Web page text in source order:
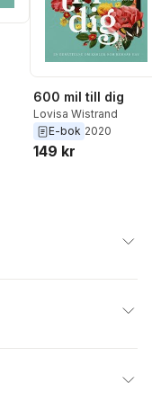
antal röster:
600 mil till dig
Lovisa Wistrand
E-bok 2020
149 kr